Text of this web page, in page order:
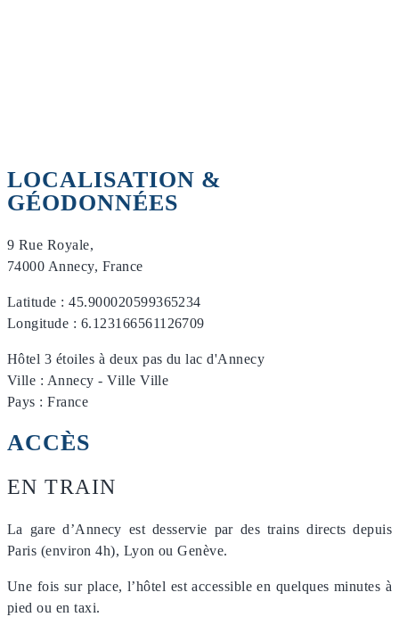
LOCALISATION &
GÉODONNÉES
9 Rue Royale,
74000 Annecy, France
Latitude : 45.900020599365234
Longitude : 6.123166561126709
Hôtel 3 étoiles à deux pas du lac d'Annecy
Ville : Annecy - Ville Ville
Pays : France
ACCÈS
EN TRAIN
La gare d’Annecy est desservie par des trains directs depuis
Paris (environ 4h), Lyon ou Genève.
Une fois sur place, l’hôtel est accessible en quelques minutes à
pied ou en taxi.